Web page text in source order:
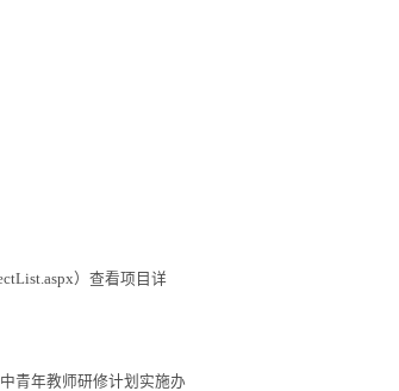
） 查看项目详
青年教师研修计划实施办